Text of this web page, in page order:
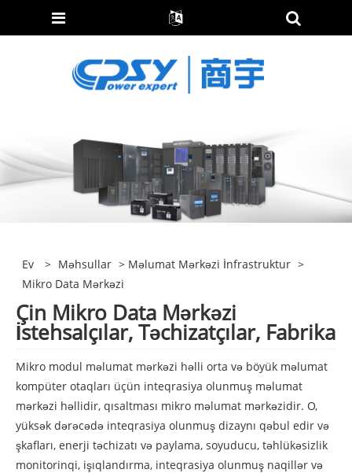
Ev > Məhsullar > Məlumat Mərkəzi İnfrastruktur >
Mikro Data Mərkəzi
Çin Mikro Data Mərkəzi
İstehsalçılar, Təchizatçılar, Fabrika
Mikro modul məlumat mərkəzi həlli orta və böyük məlumat
kompüter otaqları üçün inteqrasiya olunmuş məlumat
mərkəzi həllidir, qısaltması mikro məlumat mərkəzidir. O,
yüksək dərəcədə inteqrasiya olunmuş dizaynı qəbul edir və
şkafları, enerji təchizatı və paylama, soyuducu, təhlükəsizlik
monitorinqi, işıqlandırma, inteqrasiya olunmuş naqillər və